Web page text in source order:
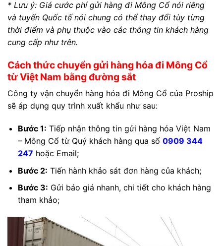
* Lưu ý: Giá cước phí gửi hàng đi Mông Cổ nói riêng
và tuyến Quốc tế nói chung có thể thay đổi tùy từng
thời điểm và phụ thuộc vào các thông tin khách hàng
cung cấp như trên.
Cách thức chuyển gửi hàng hóa đi Mông Cổ
từ Việt Nam bằng đường sắt
Công ty vận chuyển hàng hóa đi Mông Cổ của Proship
sẽ áp dụng quy trình xuất khẩu như sau:
Bước 1: Tiếp nhận thông tin gửi hàng hóa Việt Nam
– Mông Cổ từ Quý khách hàng qua số 0909 344
247 hoặc Email;
Bước 2: Tiến hành khảo sát đơn hàng của khách;
Bước 3: Gửi báo giá nhanh, chi tiết cho khách hàng
tham khảo;